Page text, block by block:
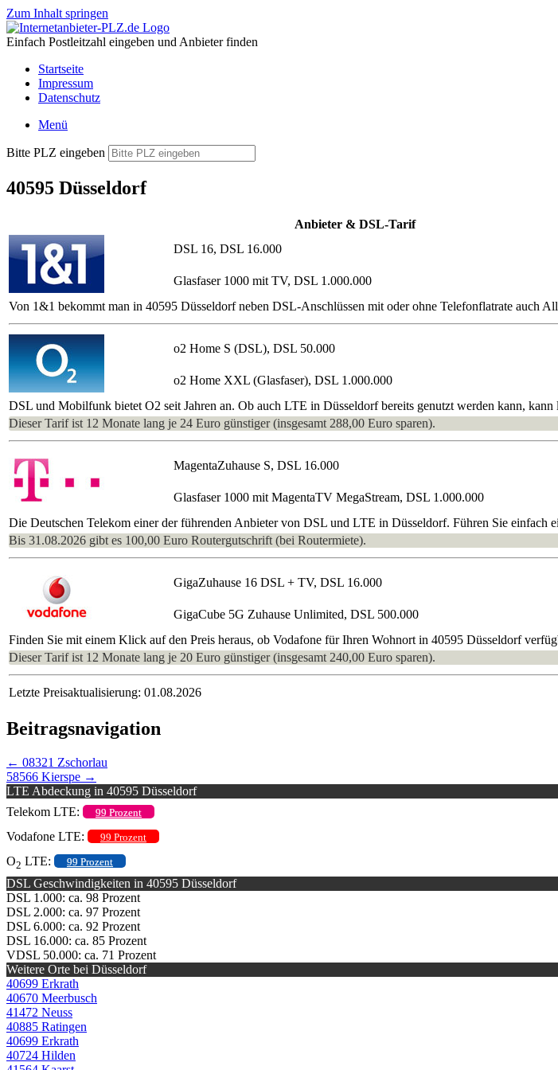
Zum Inhalt springen
Einfach Postleitzahl eingeben und Anbieter finden
Startseite
Impressum
Datenschutz
Menü
Bitte PLZ eingeben
40595 Düsseldorf
Anbieter & DSL-Tarif
DSL 16, DSL 16.000
Glasfaser 1000 mit TV, DSL 1.000.000
Von 1&1 bekommt man in 40595 Düsseldorf neben DSL-Anschlüssen mit oder ohne Telefonflatrate auch
o2 Home S (DSL), DSL 50.000
o2 Home XXL (Glasfaser), DSL 1.000.000
DSL und Mobilfunk bietet O2 seit Jahren an. Ob auch LTE in Düsseldorf bereits genutzt werden kann,
Dieser Tarif ist 12 Monate lang je 24 Euro günstiger (insgesamt 288,00 Euro sparen).
MagentaZuhause S, DSL 16.000
Glasfaser 1000 mit MagentaTV MegaStream, DSL 1.000.000
Die Deutschen Telekom einer der führenden Anbieter von DSL und LTE in Düsseldorf. Führen Sie einfach
Bis 31.08.2026 gibt es 100,00 Euro Routergutschrift (bei Routermiete).
GigaZuhause 16 DSL + TV, DSL 16.000
GigaCube 5G Zuhause Unlimited, DSL 500.000
Finden Sie mit einem Klick auf den Preis heraus, ob Vodafone für Ihren Wohnort in 40595 Düsseldorf
Dieser Tarif ist 12 Monate lang je 20 Euro günstiger (insgesamt 240,00 Euro sparen).
Letzte Preisaktualisierung: 01.08.2026
Beitragsnavigation
← 08321 Zschorlau
58566 Kierspe →
LTE Abdeckung in 40595 Düsseldorf
Telekom LTE:
99 Prozent
Vodafone LTE: 99 Prozent
O2 LTE: 99 Prozent
DSL Geschwindigkeiten in 40595 Düsseldorf
DSL 1.000: ca. 98 Prozent
DSL 2.000: ca. 97 Prozent
DSL 6.000: ca. 92 Prozent
DSL 16.000: ca. 85 Prozent
VDSL 50.000: ca. 71 Prozent
Weitere Orte bei Düsseldorf
40699 Erkrath
40670 Meerbusch
41472 Neuss
40885 Ratingen
40699 Erkrath
40724 Hilden